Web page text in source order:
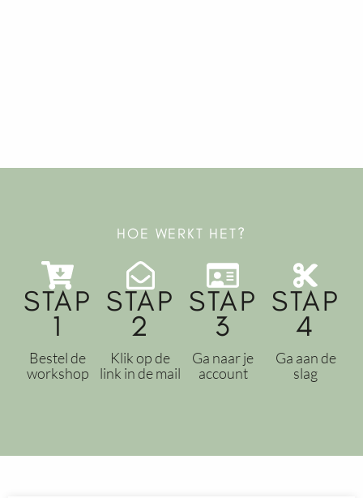
HOE WERKT HET?
STAP
1
Bestel de
workshop
STAP
2
Klik op de
link in de mail
STAP
3
Ga naar je
account
STAP
4
Ga aan de
slag